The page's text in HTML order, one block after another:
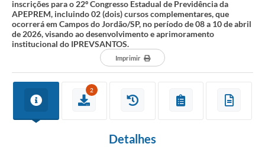
Relatórios
inscrições para o 22º Congresso Estadual de Previdência da
APEPREM, incluindo 02 (dois) cursos complementares, que
ocorrerá em Campos do Jordão/SP, no período de 08 a 10 de abril
de 2026, visando ao desenvolvimento e aprimoramento
institucional do IPREVSANTOS.
Imprimir
2
Detalhes